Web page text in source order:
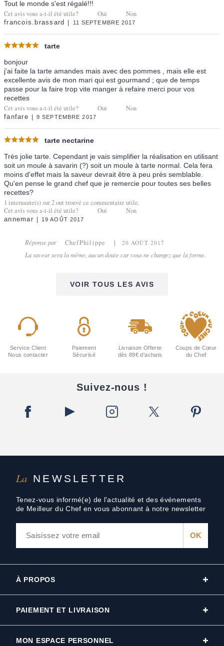
Tout le monde s'est régalé!!!
Cet avis vous a-t-il été utile? Oui Non
francois.brassard 11 SEPTEMBRE 2017
tarte
bonjour
j'ai faite la tarte amandes mais avec des pommes , mais elle est
excellente avis de mon mari qui est gourmand ; que de temps
passe pour la faire trop vite manger à refaire merci pour vos
recettes
Cet avis vous a-t-il été utile? Oui Non
fanfare 9 SEPTEMBRE 2017
tarte nectarine
Très jolie tarte. Cependant je vais simplifier la réalisation en utilisant
soit un moule à savarin (?) soit un moule à tarte normal. Cela fera
moins d'effet mais la saveur devrait être à peu près semblable.
Qu'en pense le grand chef que je remercie pour toutes ses belles
recettes?
1 internaute(s) sur2ont trouvé ce commentaire utile.
Cet avis vous a-t-il été utile?
Oui Non
annemar 19 AOÛT 2017
Réponse par ChefPhilippe 20 AOÛT 2017
La saveur sera la même, aucun doute car vous ne changez que la forme.
VOIR TOUS LES AVIS
La NEWSLETTER
Tenez-vous informé(e) de l'actualité et des événements
de Meilleur du Chef en vous abonnant à notre newsletter
Service Client
Nous contacter
Paiement
Sécurisé
Livraison Offerte
dès 89€ d'achats
Coups de Cœur
du Chef
Suivez-nous !
À PROPOS
PAIEMENT ET LIVRAISON
MON ESPACE PERSONNEL